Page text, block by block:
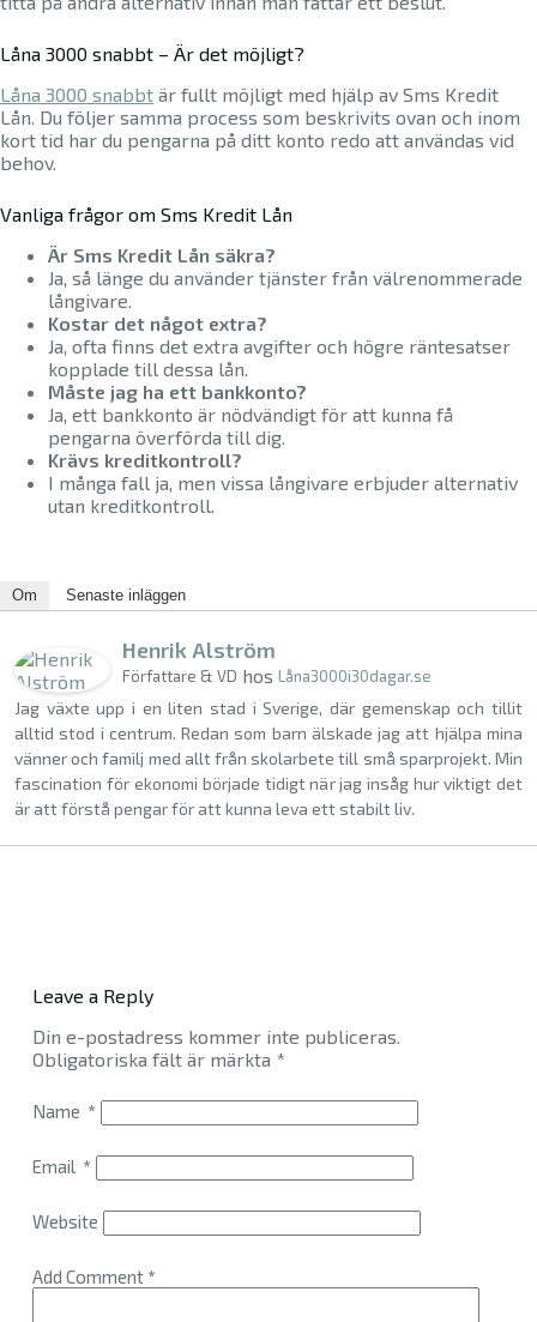
Låna 3000 snabbt – Är det möjligt?
Låna 3000 snabbt är fullt möjligt med hjälp av Sms Kredit
Lån. Du följer samma process som beskrivits ovan och inom
kort tid har du pengarna på ditt konto redo att användas vid
behov.
Vanliga frågor om Sms Kredit Lån
Är Sms Kredit Lån säkra?
Ja, så länge du använder tjänster från välrenommerade
långivare.
Kostar det något extra?
Ja, ofta finns det extra avgifter och högre räntesatser
kopplade till dessa lån.
Måste jag ha ett bankkonto?
Ja, ett bankkonto är nödvändigt för att kunna få
pengarna överförda till dig.
Krävs kreditkontroll?
I många fall ja, men vissa långivare erbjuder alternativ
utan kreditkontroll.
Om Senaste inläggen
Henrik Alström
Författare & VD hos Låna3000i30dagar.se
Jag växte upp i en liten stad i Sverige, där gemenskap och tillit
alltid stod i centrum. Redan som barn älskade jag att hjälpa mina
vänner och familj med allt från skolarbete till små sparprojekt. Min
fascination för ekonomi började tidigt när jag insåg hur viktigt det
är att förstå pengar för att kunna leva ett stabilt liv.
Leave a Reply
Din e-postadress kommer inte publiceras.
Obligatoriska fält är märkta *
Name *
Email *
Website
Add Comment*